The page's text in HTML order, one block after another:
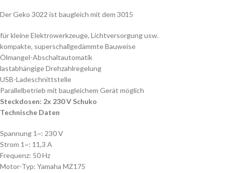
Der Geko 3022 ist baugleich mit dem 3015
für kleine Elektrowerkzeuge, Lichtversorgung usw.
kompakte, superschallgedämmte Bauweise
Ölmangel-Abschaltautomatik
lastabhängige Drehzahlregelung
USB-Ladeschnittstelle
Parallelbetrieb mit baugleichem Gerät möglich
Steckdosen: 2x 230 V Schuko
Technische Daten
Spannung 1~: 230 V
Strom 1~: 11,3 A
Frequenz: 50 Hz
Motor-Typ: Yamaha MZ175